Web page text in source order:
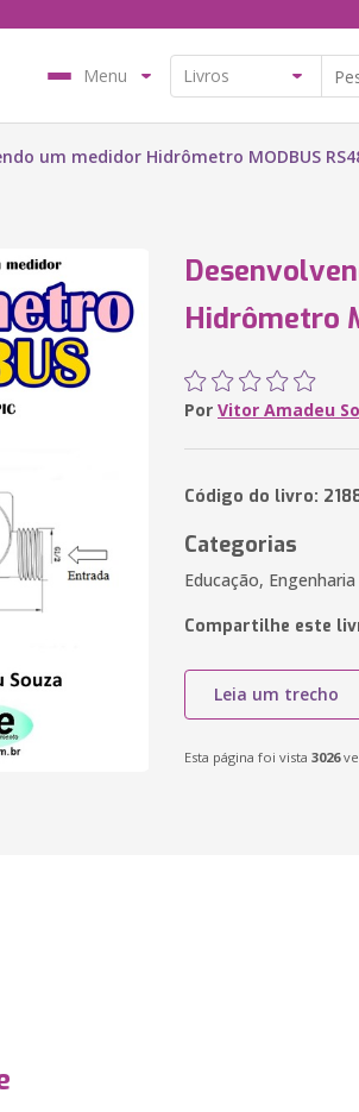
Menu
um medidor Hidrômetro MODBUS
Hidrômetro
Por Vitor Amadeu
Código do livro:
Categorias
Educação,
Compartilhe este
Leia um trecho
Esta página foi vista 3026